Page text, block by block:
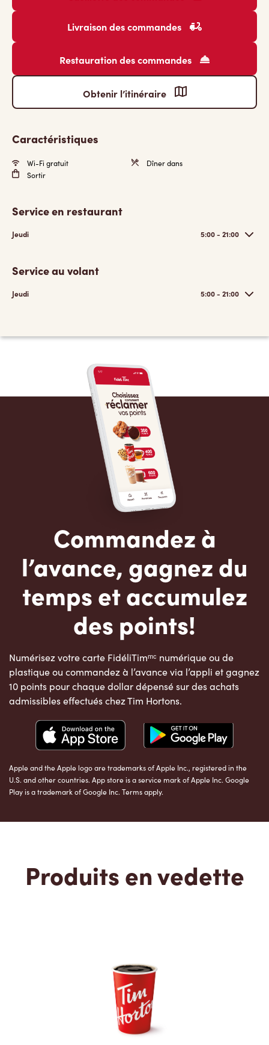
Livraison des commandes
Restauration des commandes
Obtenir l’itinéraire
Caractéristiques
Wi-Fi gratuit
Dîner dans
Sortir
Service en restaurant
Jeudi 5:00 - 21:00
Service au volant
Jeudi 5:00 - 21:00
Commandez à
l’avance, gagnez du
temps et accumulez
des points!
Numérisez votre carte FidéliTimᵐᶜ numérique ou de
plastique ou commandez à l’avance via l’appli et gagnez
10 points pour chaque dollar dépensé sur des achats
admissibles effectués chez Tim Hortons.
Apple and the Apple logo are trademarks of Apple Inc., registered in the
U.S. and other countries. App store is a service mark of Apple Inc. Google
Play is a trademark of Google Inc. Terms apply.
Produits en vedette